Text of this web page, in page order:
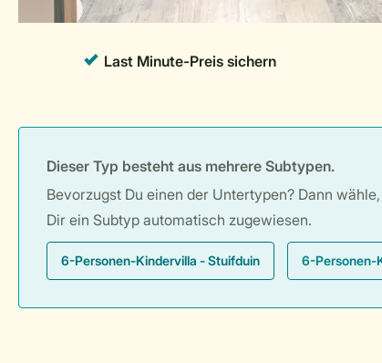
Dieser Typ besteht aus mehrere Subtypen.
Bevorzugst Du einen der Untertypen? Dann
Dir ein Subtyp automatisch zugewiesen.
6-Personen-Kindervilla - Stuifduin 6-Personen-